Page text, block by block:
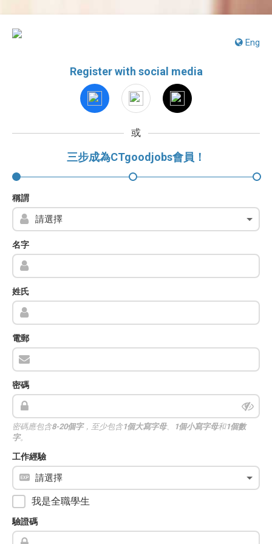
Eng
Register with social media
或
三步成為CTgoodjobs會員！
稱謂
名字
姓氏
電郵
密碼
密碼應包含8-20個字，至少包含1個大寫字母、 1個小寫字母和1個數
字。
工作經驗
我是全職學生
驗證碼